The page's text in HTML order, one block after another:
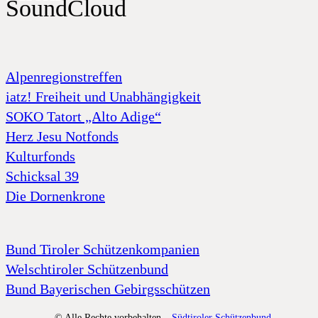
SoundCloud
Alpenregionstreffen
iatz! Freiheit und Unabhängigkeit
SOKO Tatort „Alto Adige“
Herz Jesu Notfonds
Kulturfonds
Schicksal 39
Die Dornenkrone
Bund Tiroler Schützenkompanien
Welschtiroler Schützenbund
Bund Bayerischen Gebirgsschützen